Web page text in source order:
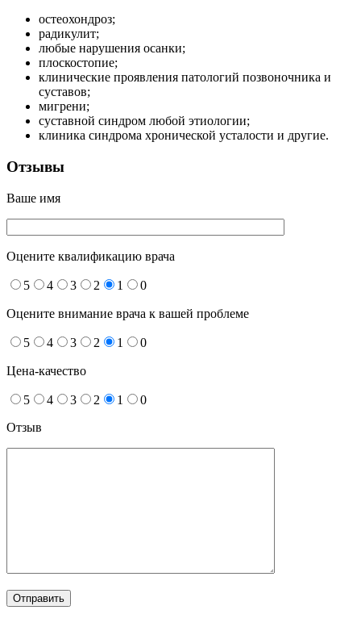
остеохондроз;
радикулит;
любые нарушения осанки;
плоскостопие;
клинические проявления патологий позвоночника и
суставов;
мигрени;
суставной синдром любой этиологии;
клиника синдрома хронической усталости и другие.
Отзывы
Ваше имя
Оцените квалификацию врача
5 4 3 2 1 0
Оцените внимание врача к вашей проблеме
5 4 3 2 1 0
Цена-качество
5 4 3 2 1
0
Отзыв